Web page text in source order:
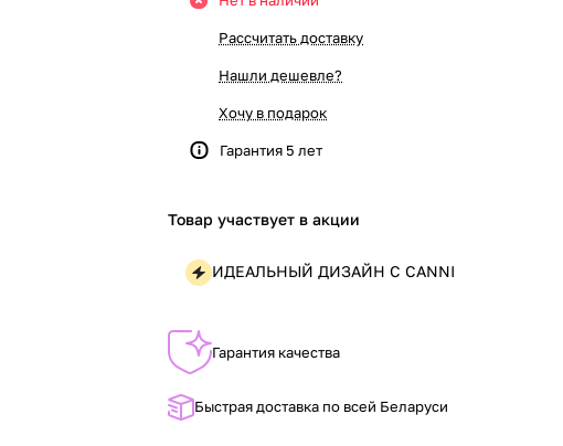
Рассчитать доставку
Нашли дешевле?
Хочу в подарок
Гарантия 5 лет
Товар участвует в акции
ИДЕАЛЬНЫЙ ДИЗАЙН С CANNI
Гарантия качества
Быстрая доставка по всей Беларуси